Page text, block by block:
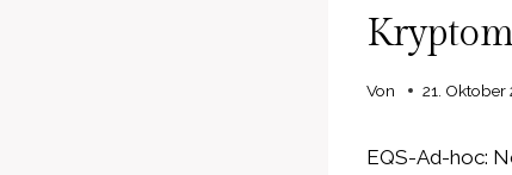
Von 21. Oktober
EQS-Ad-hoc: